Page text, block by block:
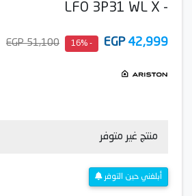
- LFO 3P31 WL X
42,999
EGP
- 16%
51,100 EGP
منتج غير متوفر
أبلغني حين التوفر